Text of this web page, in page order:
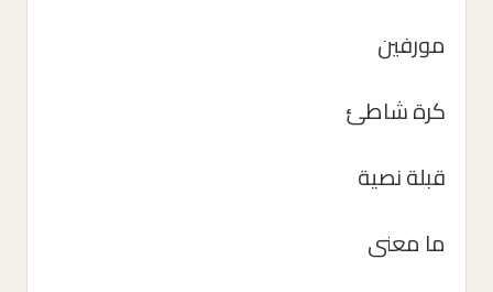
مورفين
كرة شاطئ
قبلة نصية
ما معنى